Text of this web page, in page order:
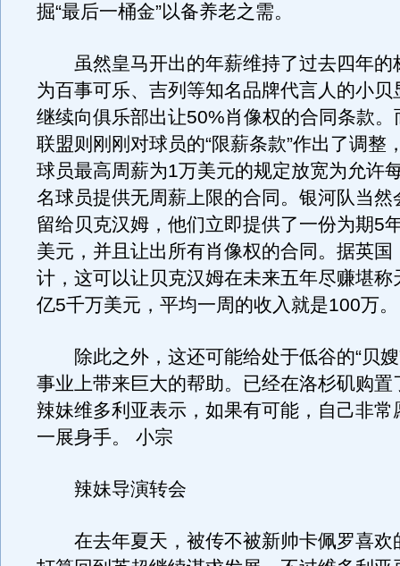
掘“最后一桶金”以备养老之需。
虽然皇马开出的年薪维持了过去四年的
为百事可乐、吉列等知名品牌代言人的小贝
继续向俱乐部出让50%肖像权的合同条款。
联盟则刚刚对球员的“限薪条款”作出了调整
球员最高周薪为1万美元的规定放宽为允许
名球员提供无周薪上限的合同。银河队当然
留给贝克汉姆，他们立即提供了一份为期5
美元，并且让出所有肖像权的合同。据英国
计，这可以让贝克汉姆在未来五年尽赚堪称
亿5千万美元，平均一周的收入就是100万。
除此之外，这还可能给处于低谷的“贝嫂
事业上带来巨大的帮助。已经在洛杉矶购置
辣妹维多利亚表示，如果有可能，自己非常
一展身手。 小宗
辣妹导演转会
在去年夏天，被传不被新帅卡佩罗喜欢